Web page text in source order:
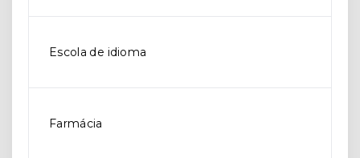
Escola de idioma
Farmácia